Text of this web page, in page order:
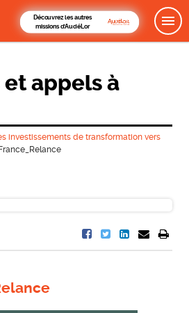
Découvrez les autres
missions d'AudéLor
appels à
investissements de transformation vers